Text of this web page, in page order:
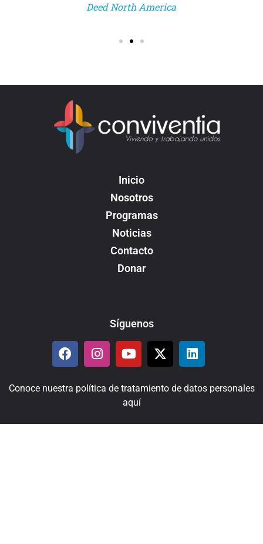
Deed North America
Inicio
Nosotros
Programas
Noticias
Contacto
Donar
Síguenos
Conoce nuestra política de tratamiento de datos personales
aquí